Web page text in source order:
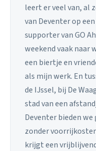
leert er veel van, al
van Deventer op
supporter van GO
weekend vaak naar
een biertje en
als mijn werk. En
de IJssel, bij De
stad van een
Deventer bieden
zonder
krijgt een